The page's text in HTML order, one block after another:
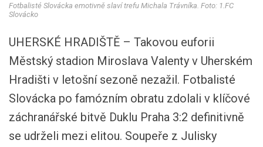
Fotbalisté Slovácka emotivně slaví trefu Michala Trávníka. Foto: 1.FC
Slovácko
UHERSKÉ HRADIŠTĚ – Takovou euforii
Městský stadion Miroslava Valenty v Uherském
Hradišti v letošní sezoně nezažil. Fotbalisté
Slovácka po famózním obratu zdolali v klíčové
záchranářské bitvě Duklu Praha 3:2 definitivně
se udrželi mezi elitou. Soupeře z Julisky